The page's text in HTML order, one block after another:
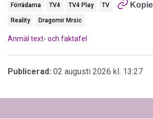
Förrädarna TV4 TV4 Play TV
Reality Dragomir Mrsic
Anmäl text- och faktafel
Publicerad: 02 augusti 2026 kl. 13:27